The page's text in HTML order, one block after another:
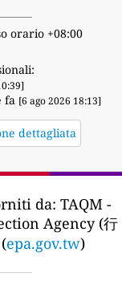
orario +08:00
fa [6 ago 2026 18:13]
dettagliata
da: TAQM -
Agency (行
epa.gov.tw)